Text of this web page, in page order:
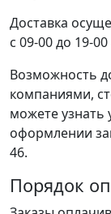
Доставка
с 09-00 до 19-
Возможность
компаниями,
можете
оформлении
46.
Порядок